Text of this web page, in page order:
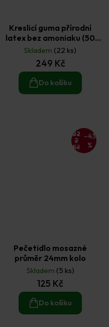
Kreslicí guma přírodní
latex bez amoniaku (50
ml)
Skladem (22 ks)
249 Kč
Do košíku
22
2
Kč
–43
%
Pečetidlo mosazné
průměr 24mm kolo
Skladem (5 ks)
125 Kč
Do košíku